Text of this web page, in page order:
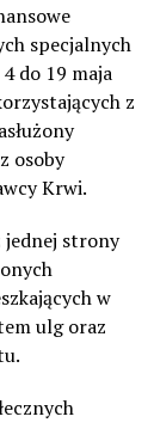
specjalnych
do 19 maja
z
osoby
Krwi.
jednej strony
w
ulg oraz